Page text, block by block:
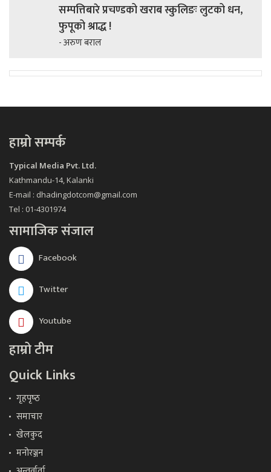
सम्पत्तिबारे प्रचण्डको खराब स्कुलिङः लुटको धन,
फुपूको श्राद्ध !
- अरुण बराल
हाम्रो सम्पर्क
Typical Media Pvt. Ltd.
Kathmandu-14, Kalanki
E-mail : dhadingdotcom@gmail.com
Tel : 01-4301974
सामाजिक संजाल
Facebook
Twitter
Youtube
हाम्रो टीम
Quick Links
गृहपृष्‍ठ
समाचार
खेलकुद
मनोरञ्जन